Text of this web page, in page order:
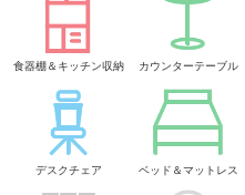
食器棚＆キッチン収納 カウンターテーブル
デスクチェア ベッド＆マットレス